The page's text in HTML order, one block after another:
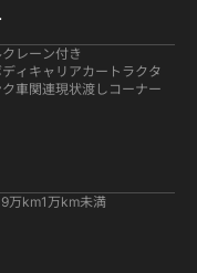
クレーン付き
ィ キャリアカー トラクタ
ク車関連現状渡しコーナー
万km1万km未満